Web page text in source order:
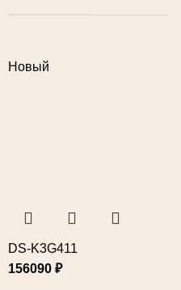
Новый
DS-K3G411
156090 ₽